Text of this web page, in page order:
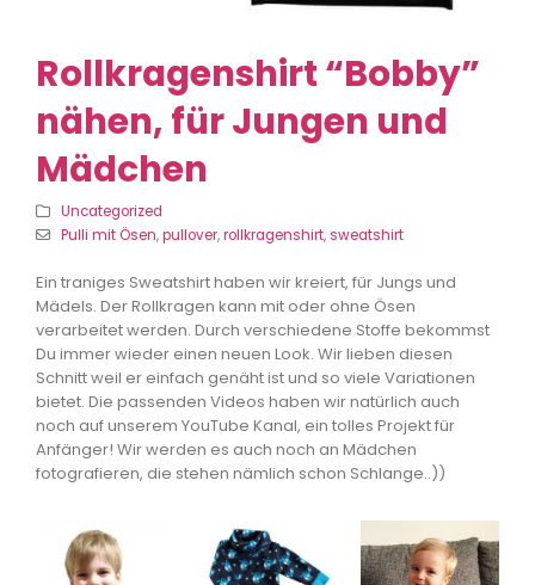
Rollkragenshirt “Bobby”
nähen, für Jungen und
Mädchen
Uncategorized
Pulli mit Ösen,pullover,rollkragenshirt,sweatshirt
Ein traniges Sweatshirt haben wir kreiert, für Jungs und
Mädels. Der Rollkragen kann mit oder ohne Ösen
verarbeitet werden. Durch verschiedene Stoffe bekommst
Du immer wieder einen neuen Look. Wir lieben diesen
Schnitt weil er einfach genäht ist und so viele Variationen
bietet. Die passenden Videos haben wir natürlich auch
noch auf unserem YouTube Kanal, ein tolles Projekt für
Anfänger! Wir werden es auch noch an Mädchen
fotografieren, die stehen nämlich schon Schlange..))